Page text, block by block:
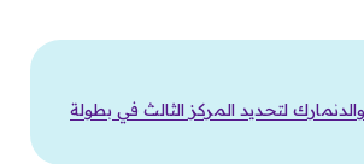
لتحديد المركز الثالث في بطولة